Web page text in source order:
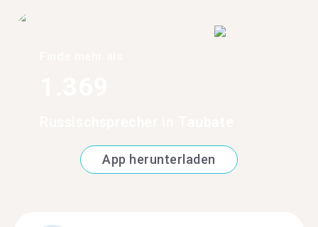
App herunterladen